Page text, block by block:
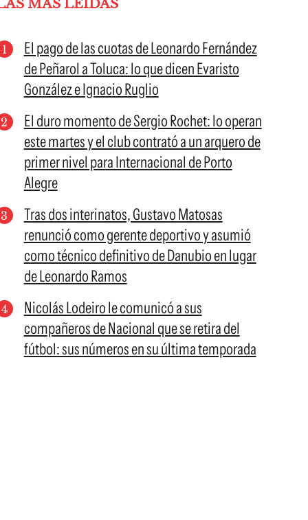
MÁS LEÍDAS
El pago de las cuotas de Leonardo Fernández
de Peñarol a Toluca: lo que dicen Evaristo
González e Ignacio Ruglio
El duro momento de Sergio Rochet: lo operan
este martes y el club contrató a un arquero de
primer nivel para Internacional de Porto
Alegre
Tras dos interinatos, Gustavo Matosas
renunció como gerente deportivo y asumió
como técnico definitivo de Danubio en lugar
de Leonardo Ramos
Nicolás Lodeiro le comunicó a sus
compañeros de Nacional que se retira del
fútbol: sus números en su última temporada